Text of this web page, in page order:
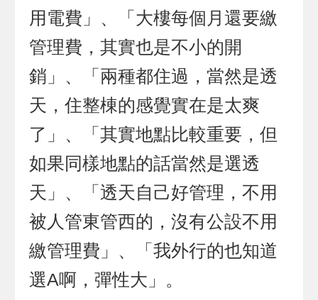
用電費」、「大樓每個月還要繳
管理費，其實也是不小的開
銷」、「兩種都住過，當然是透
天，住整棟的感覺實在是太爽
了」、「其實地點比較重要，但
如果同樣地點的話當然是選透
天」、「透天自己好管理，不用
被人管東管西的，沒有公設不用
繳管理費」、「我外行的也知道
選A啊，彈性大」。